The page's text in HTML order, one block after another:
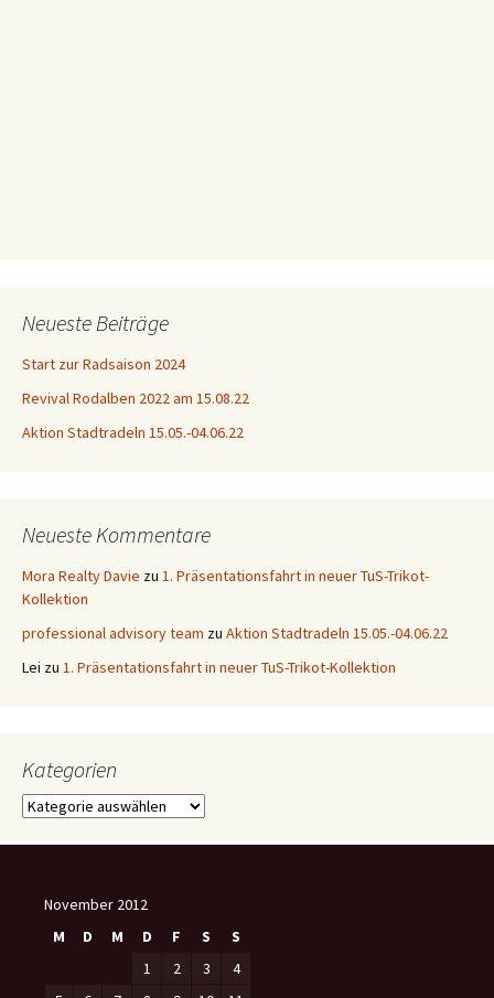
Neueste Beiträge
Start zur Radsaison 2024
Revival Rodalben 2022 am 15.08.22
Aktion Stadtradeln 15.05.-04.06.22
Neueste Kommentare
Mora Realty Davie zu 1. Präsentationsfahrt in neuer TuS-Trikot-
Kollektion
professional advisory team zu Aktion Stadtradeln 15.05.-04.06.22
Lei zu 1. Präsentationsfahrt in neuer TuS-Trikot-Kollektion
Kategorien
Kategorien
November 2012
M
D M D F S
S
1
2 3
4